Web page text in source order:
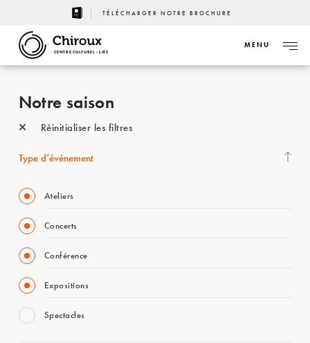
TÉLÉCHARGER NOTRE BROCHURE
CENTRE CULTUREL - LIÈGE
MENU
Notre saison
Réinitialiser les filtres
Type d’événement
Ateliers
Concerts
Conférence
Expositions
Spectacles